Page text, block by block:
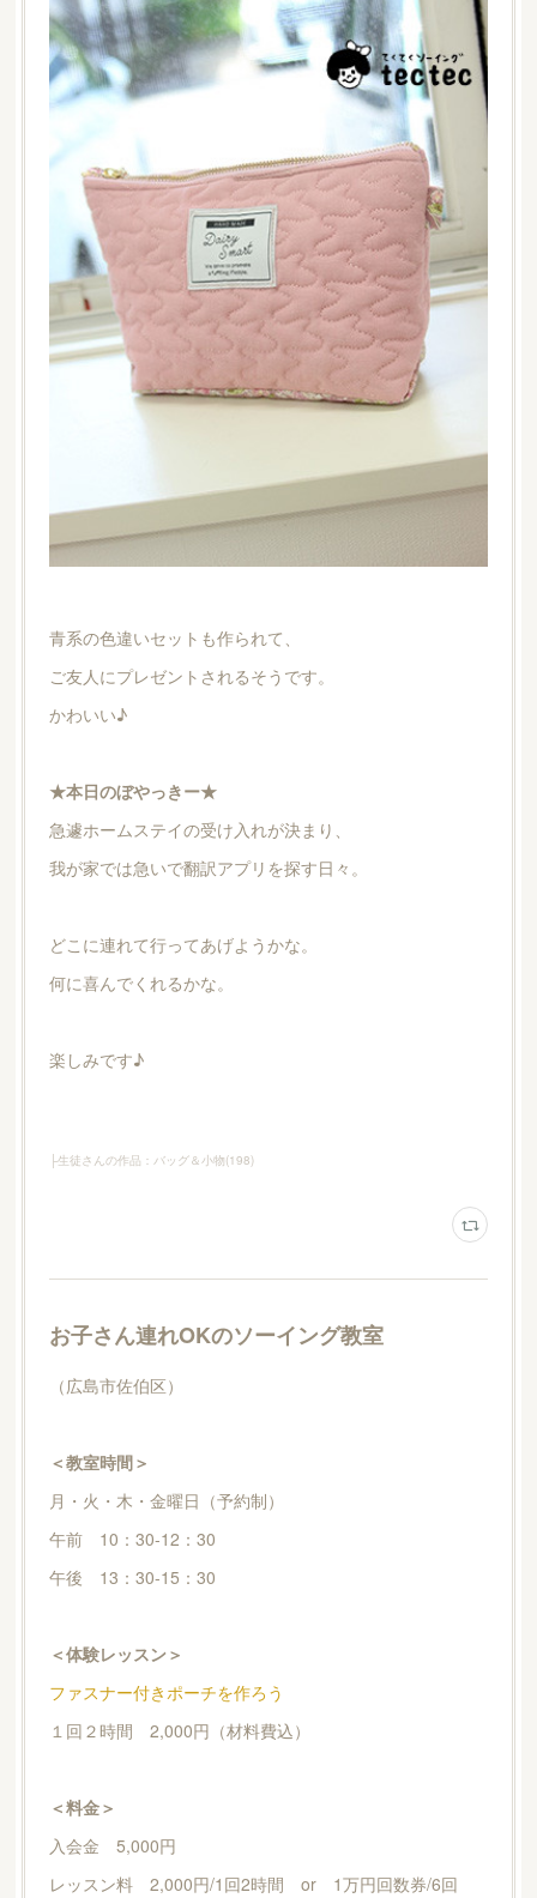
青系の色違いセットも作られて、
ご友人にプレゼントされるそうです。
かわいい♪
★本日のぼやっきー★
急遽ホームステイの受け入れが決まり、
我が家では急いで翻訳アプリを探す日々。
どこに連れて行ってあげようかな。
何に喜んでくれるかな。
楽しみです♪
├生徒さんの作品：バッグ＆小物(198)
お子さん連れOKのソーイング教室
（広島市佐伯区）
＜教室時間＞
月・火・木・金曜日（予約制）
午前 10：30-12：30
午後 13：30-15：30
＜体験レッスン＞
ファスナー付きポーチを作ろう
１回２時間 2,000円（材料費込）
＜料金＞
入会金 5,000円
レッスン料 2,000円/1回2時間 or 1万円回数券/6回